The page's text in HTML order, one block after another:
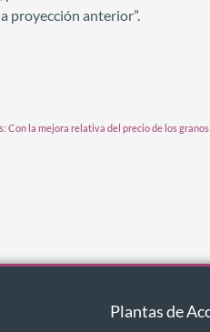
proyección anterior”.
Plantas de